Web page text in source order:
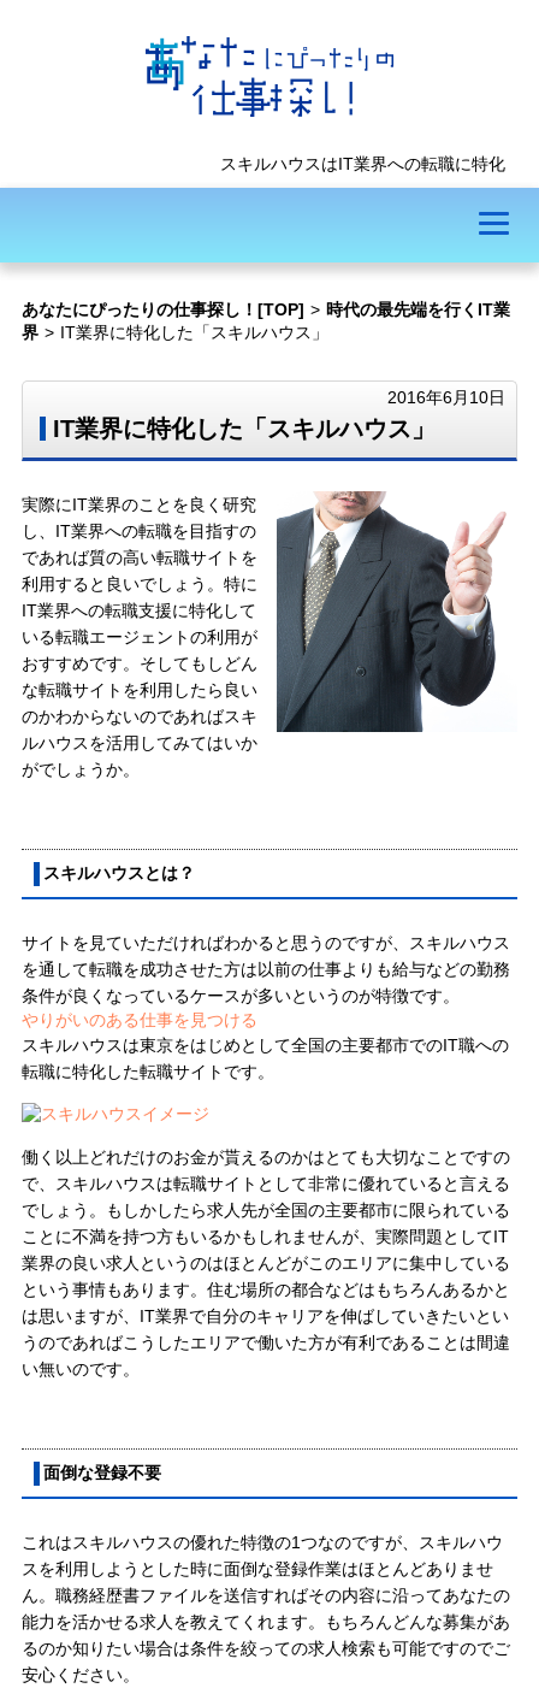
スキルハウスはIT業界への転職に特化
あなたにぴったりの仕事探し！[TOP] > 時代の最先端を行くIT業
界 > IT業界に特化した「スキルハウス」
IT業界に特化した「スキルハウス」
2016年6月10日
実際にIT業界のことを良く研究
し、IT業界への転職を目指すの
であれば質の高い転職サイトを
利用すると良いでしょう。特に
IT業界への転職支援に特化して
いる転職エージェントの利用が
おすすめです。そしてもしどん
な転職サイトを利用したら良い
のかわからないのであればスキ
ルハウスを活用してみてはいか
がでしょうか。
スキルハウスとは？
サイトを見ていただければわかると思うのですが、スキルハウス
を通して転職を成功させた方は以前の仕事よりも給与などの勤務
条件が良くなっているケースが多いというのが特徴です。
やりがいのある仕事を見つける
スキルハウスは東京をはじめとして全国の主要都市でのIT職への
転職に特化した転職サイトです。
働く以上どれだけのお金が貰えるのかはとても大切なことですの
で、スキルハウスは転職サイトとして非常に優れていると言える
でしょう。もしかしたら求人先が全国の主要都市に限られている
ことに不満を持つ方もいるかもしれませんが、実際問題としてIT
業界の良い求人というのはほとんどがこのエリアに集中している
という事情もあります。住む場所の都合などはもちろんあるかと
は思いますが、IT業界で自分のキャリアを伸ばしていきたいとい
うのであればこうしたエリアで働いた方が有利であることは間違
い無いのです。
面倒な登録不要
これはスキルハウスの優れた特徴の1つなのですが、スキルハウ
スを利用しようとした時に面倒な登録作業はほとんどありませ
ん。職務経歴書ファイルを送信すればその内容に沿ってあなたの
能力を活かせる求人を教えてくれます。もちろんどんな募集があ
るのか知りたい場合は条件を絞っての求人検索も可能ですのでご
安心ください。